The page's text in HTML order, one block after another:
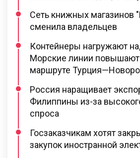
Сеть книжных магазинов
сменила владельцев
Контейнеры нагружают
Морские линии
маршруте
Россия наращивает
Филиппины из-за
спроса
Госзаказчикам хотят
закупок иностранной